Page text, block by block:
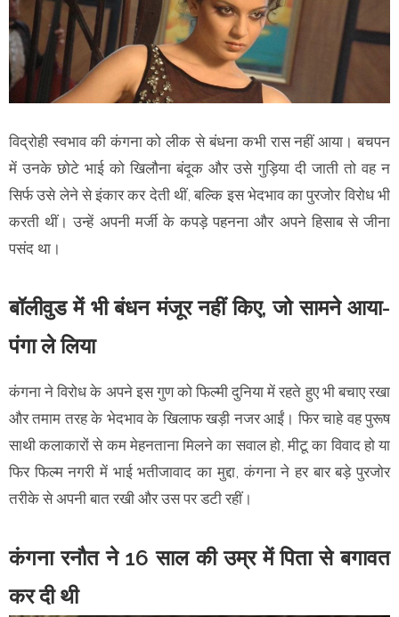
विद्रोही स्वभाव की कंगना को लीक से बंधना कभी रास नहीं आया। बचपन
में उनके छोटे भाई को खिलौना बंदूक और उसे गुड़िया दी जाती तो वह न
सिर्फ उसे लेने से इंकार कर देती थीं, बल्कि इस भेदभाव का पुरजोर विरोध भी
करती थीं। उन्हें अपनी मर्जी के कपड़े पहनना और अपने हिसाब से जीना
पसंद था।
बॉलीवुड में भी बंधन मंजूर नहीं किए, जो सामने आया-
पंगा ले लिया
कंगना ने विरोध के अपने इस गुण को फिल्मी दुनिया में रहते हुए भी बचाए रखा
और तमाम तरह के भेदभाव के खिलाफ खड़ी नजर आईं। फिर चाहे वह पुरूष
साथी कलाकारों से कम मेहनताना मिलने का सवाल हो, मीटू का विवाद हो या
फिर फिल्म नगरी में भाई भतीजावाद का मुद्दा, कंगना ने हर बार बड़े पुरजोर
तरीके से अपनी बात रखी और उस पर डटी रहीं।
कंगना रनौत ने 16 साल की उम्र में पिता से बगावत
कर दी थी